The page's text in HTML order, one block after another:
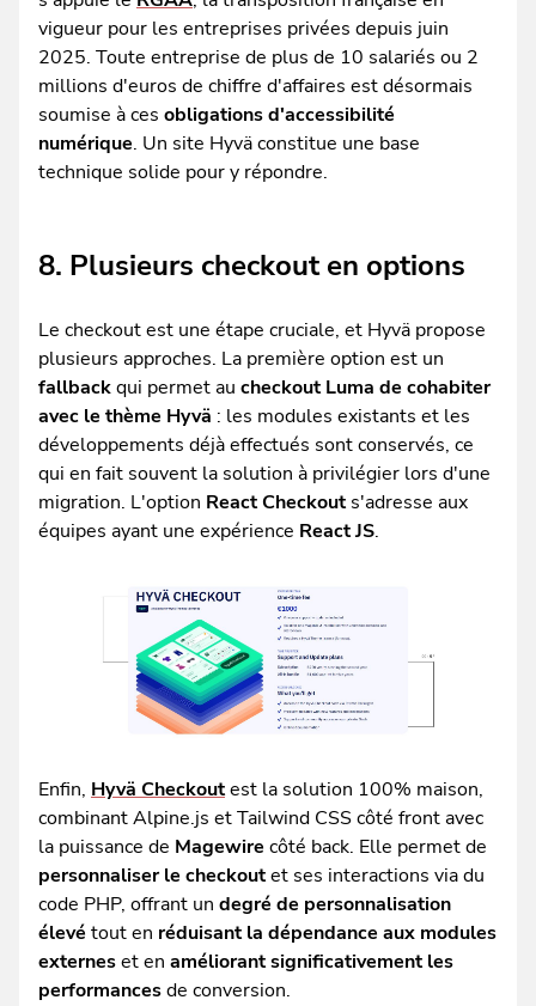
vigueur pour les entreprises privées depuis juin
2025. Toute entreprise de plus de 10 salariés ou 2
millions d'euros de chiffre d'affaires est désormais
soumise à ces obligations d'accessibilité
numérique. Un site Hyvä constitue une base
technique solide pour y répondre.
8. Plusieurs checkout en options
Le checkout est une étape cruciale, et Hyvä propose
plusieurs approches. La première option est un
fallbackqui permet au checkout Luma de cohabiter
avec le thème Hyvä : les modules existants et les
développements déjà effectués sont conservés, ce
qui en fait souvent la solution à privilégier lors d'une
migration. L'option React Checkouts'adresse aux
équipes ayant une expérience React JS.
Enfin, Hyvä Checkoutest la solution 100% maison,
combinant Alpine.js et Tailwind CSS côté front avec
la puissance de Magewire côté back. Elle permet de
personnaliser le checkoutet ses interactions via du
code PHP, offrant un degré de personnalisation
élevé tout en réduisant la dépendance aux modules
externeset en améliorant significativement les
performancesde conversion.